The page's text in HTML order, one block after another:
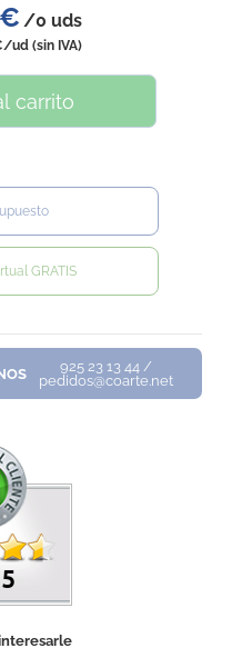
/0 uds
/ud (sin IVA)
carrito
GRATIS
925 23 13 44 /
pedidos@coarte.net